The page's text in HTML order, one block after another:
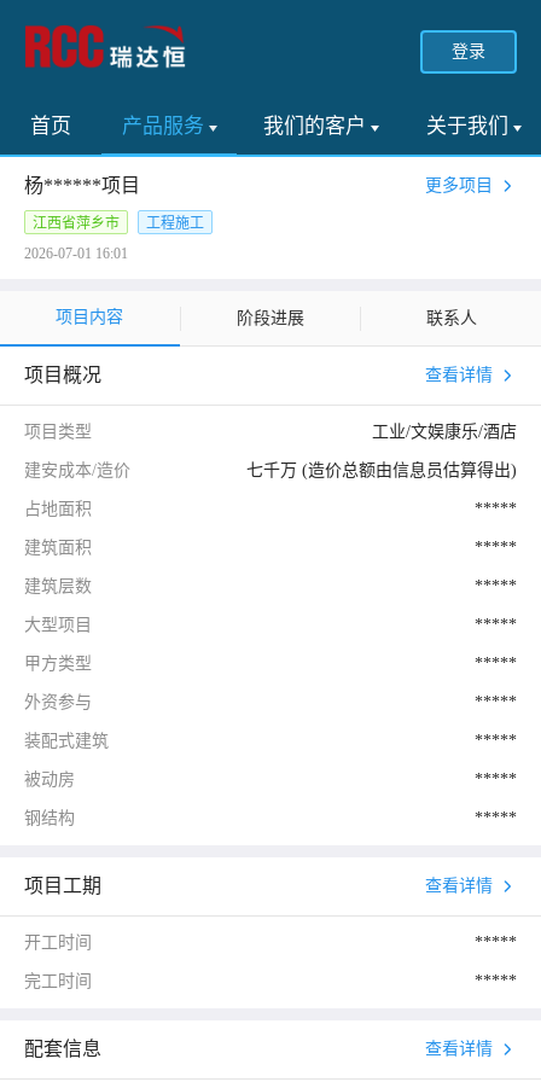
登录
首页 产品服务 我们的客户 关于我们
杨******项目 更多项目
江西省萍乡市
工程施工
2026-07-01 16:01
项目内容 阶段进展 联系人
项目概况 查看详情
项目类型 工业/文娱康乐/酒店
建安成本/造价 七千万 (造价总额由信息员估算得出)
占地面积 *****
建筑面积 *****
建筑层数 *****
大型项目 *****
甲方类型 *****
外资参与 *****
装配式建筑 *****
被动房 *****
钢结构 *****
项目工期 查看详情
开工时间 *****
完工时间 *****
配套信息 查看详情